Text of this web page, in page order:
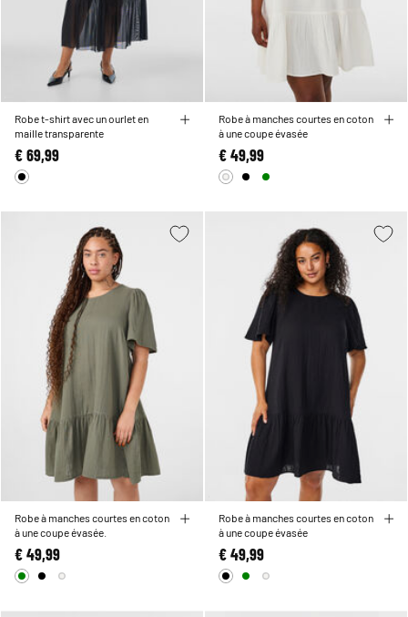
Robe t-shirt avec un ourlet en
maille transparente
€ 69,99
Robe à manches courtes en coton
à une coupe évasée
€ 49,99
Robe à manches courtes en coton
à une coupe évasée.
€ 49,99
Robe à manches courtes en coton
à une coupe évasée
€ 49,99